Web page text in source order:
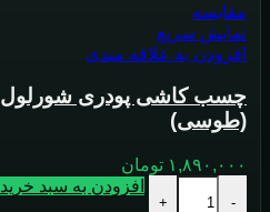
مقايسه
نمایش سریع
افزودن به علاقه مندی
(طوسی)
۱,۸۹۰,۰۰۰ تومان
-
+
افزودن به سبد خرید